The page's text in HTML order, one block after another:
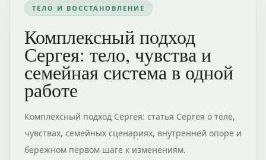
ТЕЛО И ВОССТАНОВЛЕНИЕ
Комплексный подход
Сергея: тело, чувства и
семейная система в одной
работе
Комплексный подход Сергея: статья Сергея о теле,
чувствах, семейных сценариях, внутренней опоре и
бережном первом шаге к изменениям.